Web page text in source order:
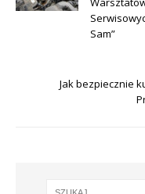
Sam”
Jak bezpiecznie